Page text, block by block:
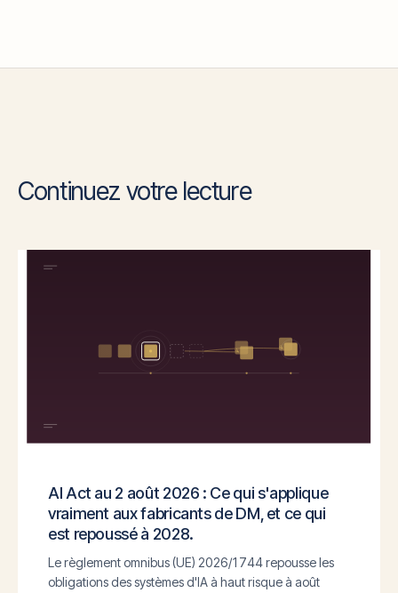
Continuez votre lecture
AI Act au 2 août 2026 : Ce qui s'applique
vraiment aux fabricants de DM, et ce qui
est repoussé à 2028.
Le règlement omnibus (UE) 2026/1744 repousse les
obligations des systèmes d'IA à haut risque à août